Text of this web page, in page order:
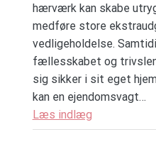
hærværk kan skabe
medføre store
vedligeholdelse.
fællesskabet og
sig sikker i sit eget
kan en ejendomsvagt…
Læs indlæg